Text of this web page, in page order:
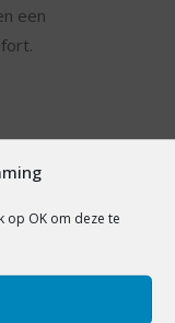
op OK om deze te
een